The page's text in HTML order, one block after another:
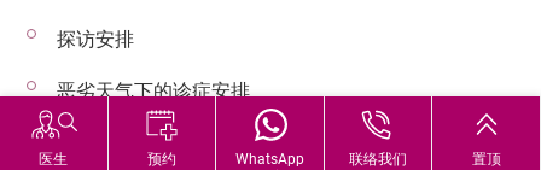
医生 预约
WhatsApp
联络我们 置顶
© 2026 版权所有 © 港安医疗 保留一切权利
探访安排
恶劣天气下的诊症安排